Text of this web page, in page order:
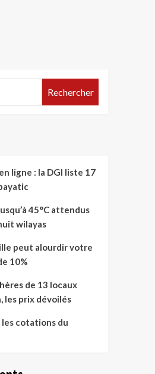
Rechercher
ligne : la DGI liste 17
45°C attendus
wilayas
peut alourdir votre
10%
de 13 locaux
les prix dévoilés
les cotations du